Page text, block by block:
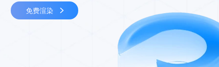
免费渲染